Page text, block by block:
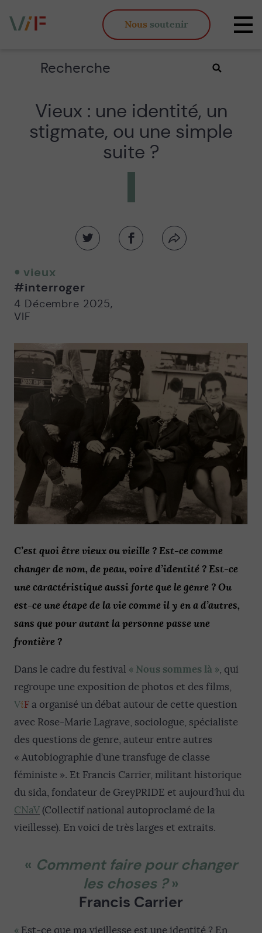
inégaux
Nous soutenir
Rechercher
Valider
Vieux : une identité, un
stigmate, ou une simple
suite ?
Partager
fenêtre
Partager
Partager
vieux
#interroger
4 Décembre 2025,
VIF
C’est quoi être vieux ou vieille ? Est-ce comme
changer de nom, de peau, voire d’identité ? Est-ce
une caractéristique aussi forte que le genre ? Ou
est-ce une étape de la vie comme il y en a d’autres,
sans que pour autant la personne passe une
frontière ?
Dans le cadre du festival « Nous sommes là », qui
regroupe une exposition de photos et des films,
ViF a organisé un débat autour de cette question
avec Rose-Marie Lagrave, sociologue, spécialiste
des questions de genre, auteur entre autres
« Autobiographie d’une transfuge de classe
féministe ». Et Francis Carrier, militant historique
du sida, fondateur de GreyPRIDE et aujourd’hui du
CNaV(Collectif national autoproclamé de la
vieillesse). En voici de très larges et extraits.
« Comment faire pour changer
les choses ?»
Francis Carrier
« Est-ce que ma vieillesse est une identité ? En